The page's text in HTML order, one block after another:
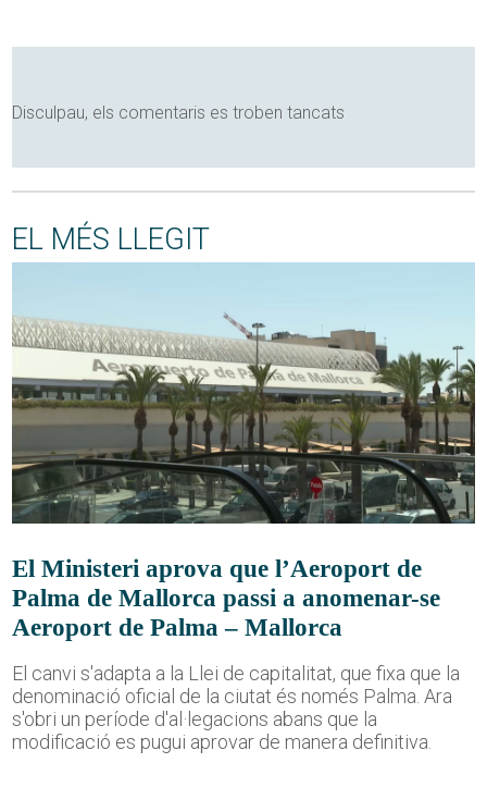
Disculpau, els comentaris es troben tancats
EL MÉS LLEGIT
El Ministeri aprova que l’Aeroport de
Palma de Mallorca passi a anomenar-se
Aeroport de Palma – Mallorca
El canvi s'adapta a la Llei de capitalitat, que fixa que la
denominació oficial de la ciutat és només Palma. Ara
s'obri un període d'al·legacions abans que la
modificació es pugui aprovar de manera definitiva.